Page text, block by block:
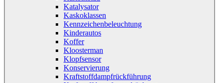
Katalysator
Kaskoklassen
Kennzeichenbeleuchtung
Kinderautos
Koffer
Kloosterman
Klopfsensor
Konservierung
Kraftstoffdampfrückführung